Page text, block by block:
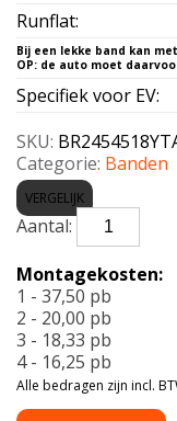
Runflat:
Specifiek voor EV:
SKU:
Categorie: Banden
VERGELIJK
TURANZA
6
DG
RFT
Enliten
XL
245/45
R18
Montagekosten:
1 - 37,50 pb
2 - 20,00 pb
3 - 18,33 pb
4 - 16,25 pb
Alle bedragen zijn incl.